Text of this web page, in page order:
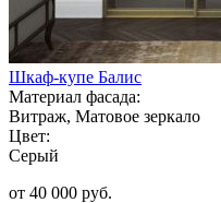
Шкаф-купе Балис
Материал фасада:
Витраж, Матовое зеркало
Цвет:
Серый
от 40 000 руб.